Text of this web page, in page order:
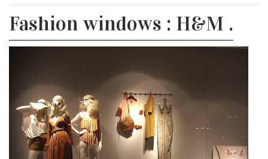
Fashion windows : H&M .